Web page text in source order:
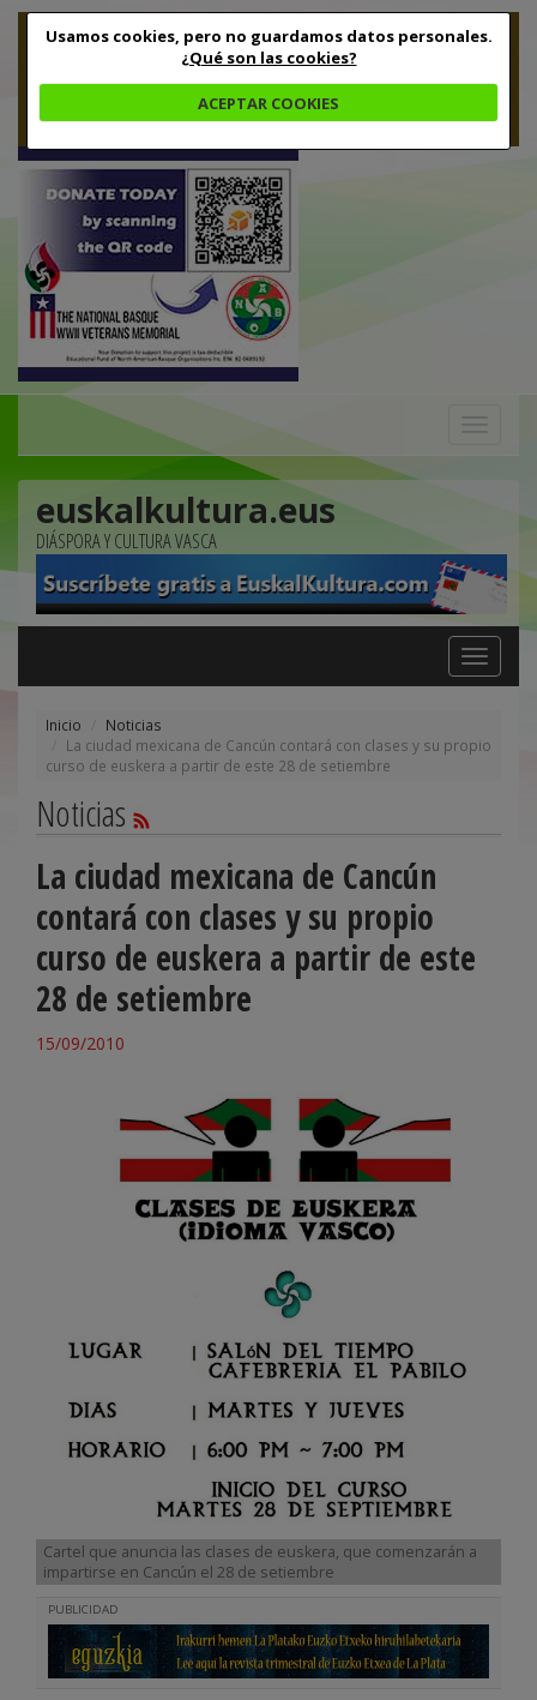
Usamos cookies, pero no guardamos datos personales.
¿Qué son las cookies?
ACEPTAR COOKIES
euskalkultura.eus
DIÁSPORA Y CULTURA VASCA
Toggle
navigation
Inicio
Noticias
La ciudad mexicana de Cancún contará con clases y su propio
curso de euskera a partir de este 28 de setiembre
Noticias
La ciudad mexicana de Cancún
contará con clases y su propio
curso de euskera a partir de este
28 de setiembre
15/09/2010
Cartel que anuncia las clases de euskera, que comenzarán a
impartirse en Cancún el 28 de setiembre
PUBLICIDAD